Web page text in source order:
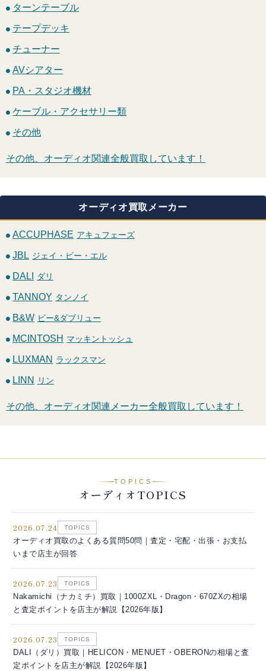
ターンテーブル
テープデッキ
チューナー
AVシアター
PA・スタジオ機材
ケーブル・アクセサリー類
その他
その他、オーディオ関連全般買取しています！
オーディオ買取メーカー
ACCUPHASE アキュフェーズ
JBL ジェイ・ビー・エル
DALI ダリ
TANNOY タンノイ
B&W ビー&ダブリュー
MCINTOSH マッキントッシュ
LUXMAN ラックスマン
LINN リン
その他、オーディオ関連メーカー全般買取しています！
TOPICS
オーディオTOPICS
2026.07.24 TOPICS
オーディオ買取のよくある質問50問｜査定・宅配・出張・お支払
いまで店主が回答
2026.07.23 TOPICS
Nakamichi（ナカミチ）買取｜1000ZXL・Dragon・670ZXの相場
と査定ポイントを店主が解説【2026年版】
2026.07.23 TOPICS
DALI（ダリ）買取｜HELICON・MENUET・OBERONの相場と査
定ポイントを店主が解説【2026年版】